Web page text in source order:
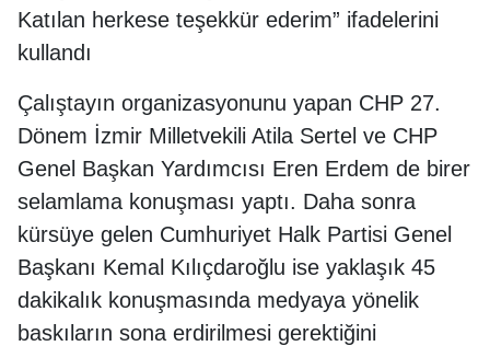
Katılan herkese teşekkür ederim” ifadelerini
kullandı
Çalıştayın organizasyonunu yapan CHP 27.
Dönem İzmir Milletvekili Atila Sertel ve CHP
Genel Başkan Yardımcısı Eren Erdem de birer
selamlama konuşması yaptı. Daha sonra
kürsüye gelen Cumhuriyet Halk Partisi Genel
Başkanı Kemal Kılıçdaroğlu ise yaklaşık 45
dakikalık konuşmasında medyaya yönelik
baskıların sona erdirilmesi gerektiğini